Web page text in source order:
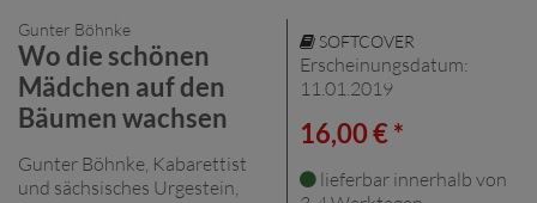
Gunter Böhnke
Wo die schönen
Mädchen auf den
Bäumen wachsen
Gunter Böhnke, Kabarettist
und sächsisches Urgestein,
SOFTCOVER
Erscheinungsdatum:
11.01.2019
16,00 € *
lieferbar innerhalb von